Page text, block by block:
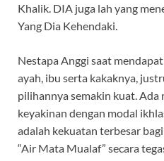
Khalik. DIA juga lah yang
Yang Dia Kehendaki.
Nestapa Anggi saat
ayah, ibu serta kakaknya,
pilihannya semakin kuat. Ada
keyakinan dengan modal
adalah kekuatan terbesar bagi
“Air Mata Mualaf” secara